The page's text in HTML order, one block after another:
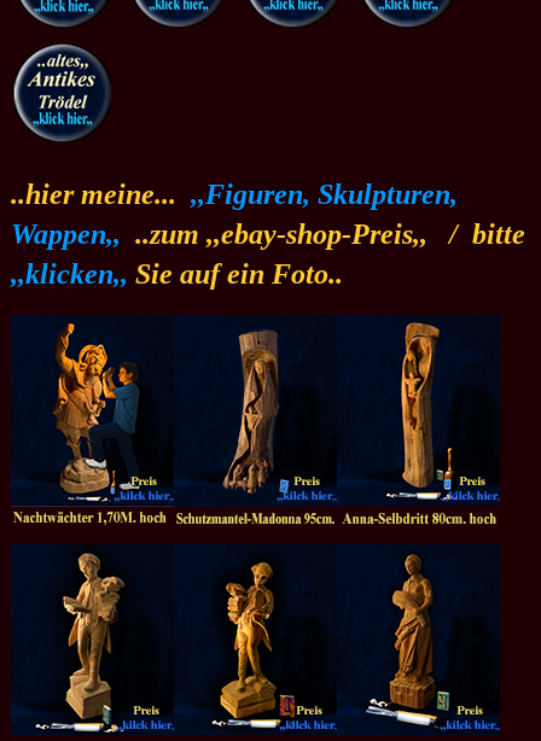
..hier meine... ,,Figuren, Skulpturen,
Wappen,, ..zum ,,ebay-shop-Preis,, / bitte
,,klicken,, Sie auf ein Foto..